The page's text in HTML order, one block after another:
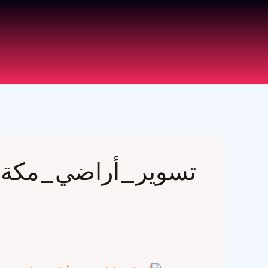
تسوير_أراضي_مكة